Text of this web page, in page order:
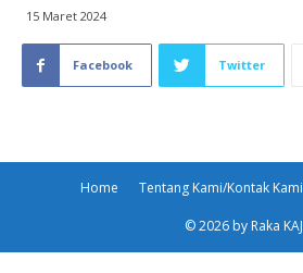
15 Maret 2024
Facebook Twitter
Home Tentang Kami/Kontak Kami
© 2026 by Raka KAJ